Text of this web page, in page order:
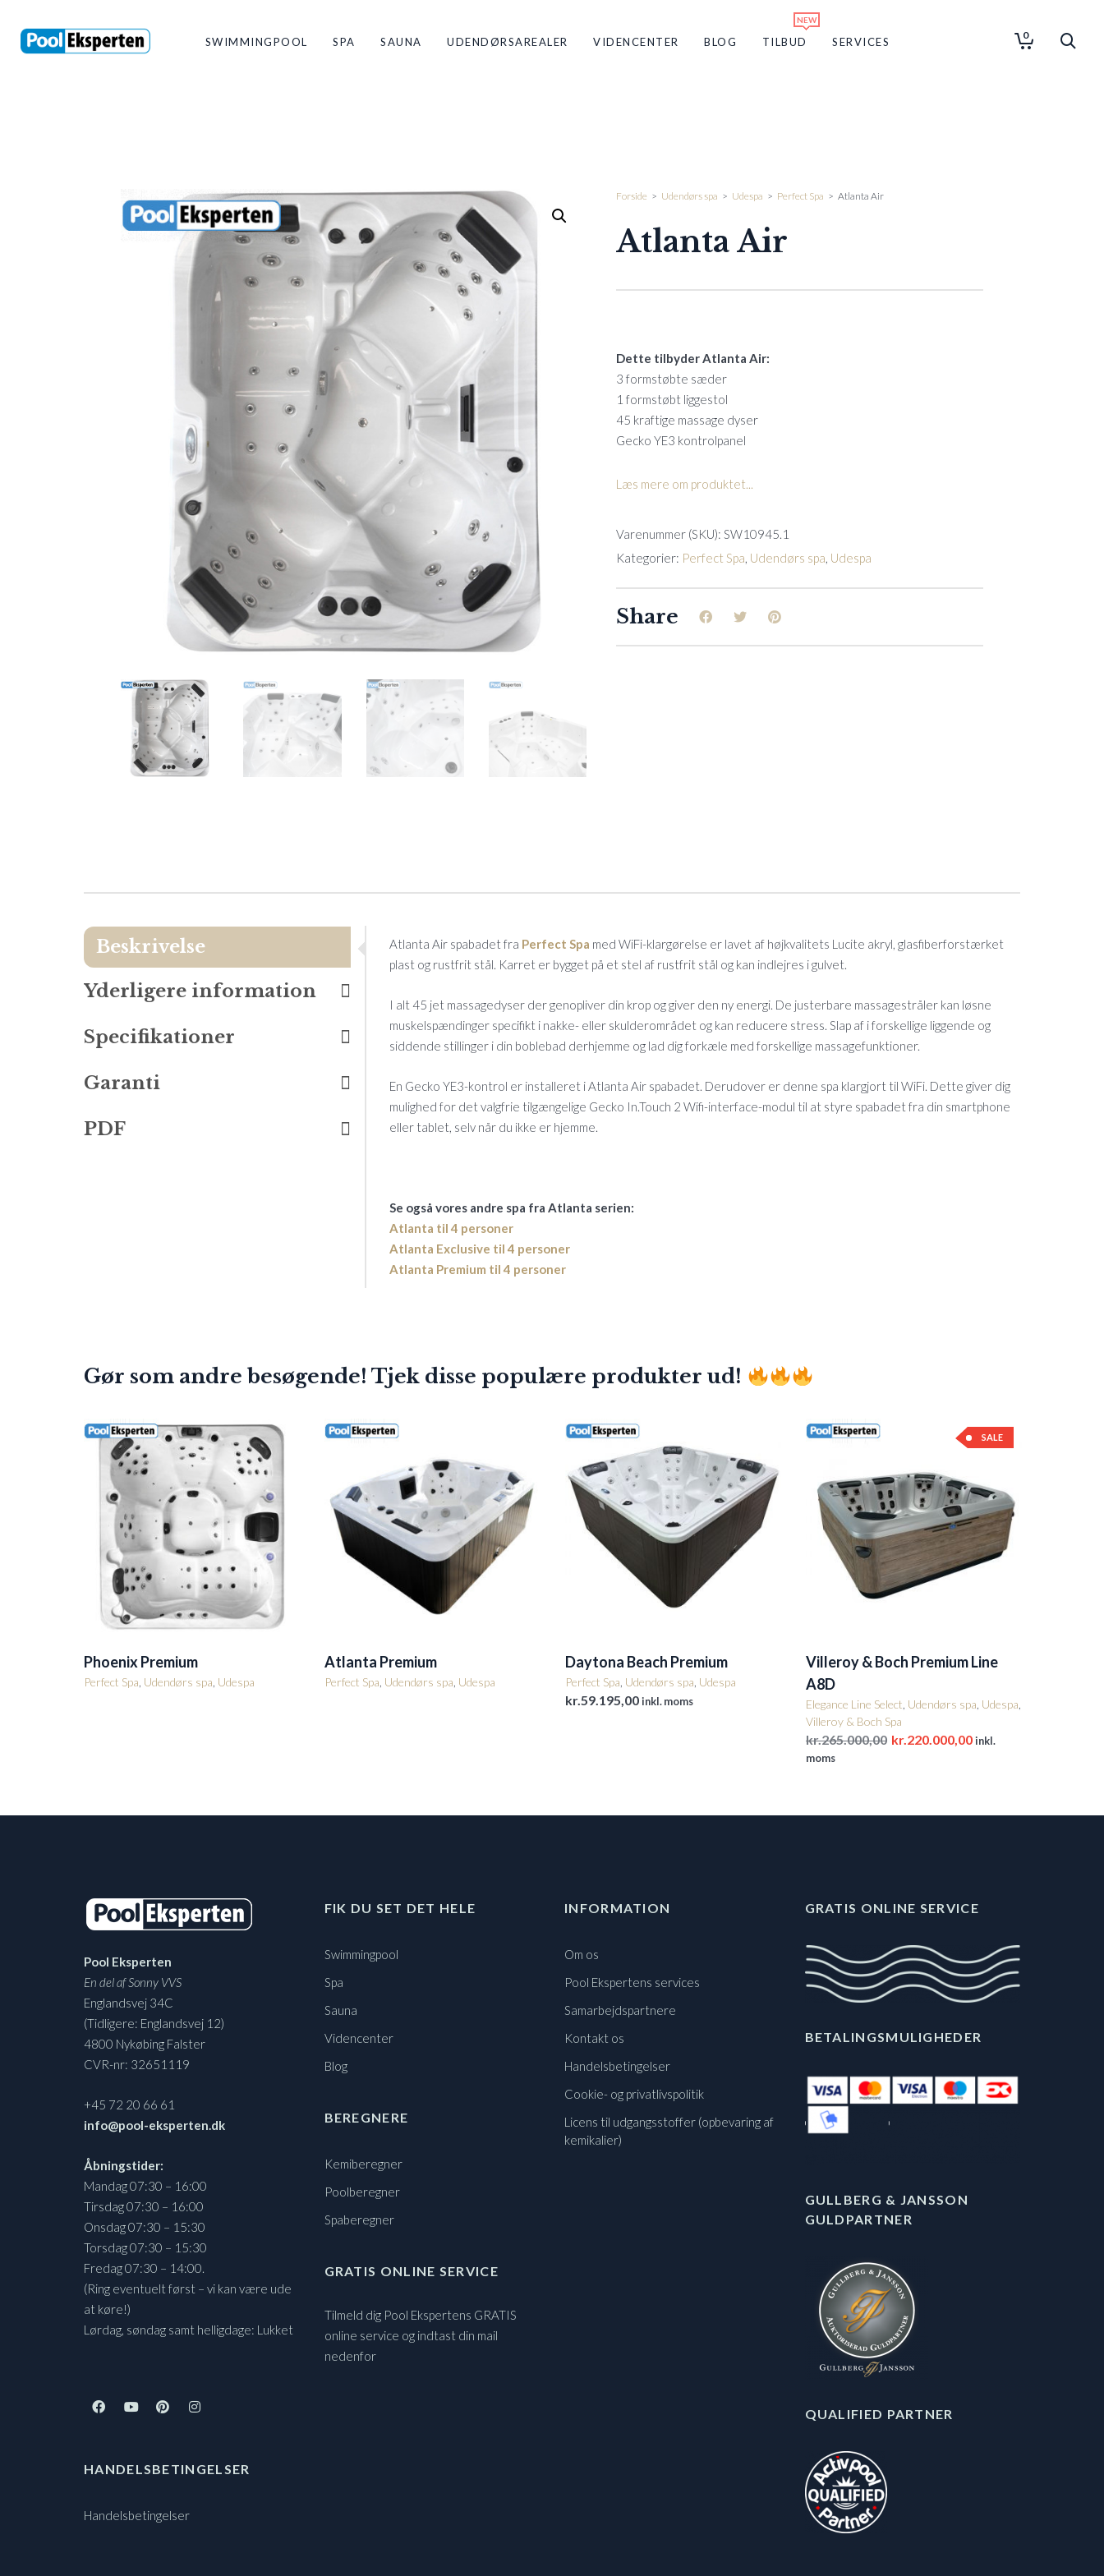
SWIMMINGPOOL SPA SAUNA UDENDØRSAREALER VIDENCENTER BLOG TILBUD SERVICES
0
Forside > Udendørs spa > Udespa > Perfect Spa > Atlanta Air
Atlanta Air
Dette tilbyder Atlanta Air:
3 formstøbte sæder
1 formstøbt liggestol
45 kraftige massage dyser
Gecko YE3 kontrolpanel
Læs mere om produktet...
Varenummer (SKU): SW10945.1
Kategorier: Perfect Spa, Udendørs spa, Udespa
Share
Beskrivelse
Yderligere information
Specifikationer
Garanti
PDF
Atlanta Air spabadet fra Perfect Spa med WiFi-klargørelse er lavet af højkvalitets Lucite akryl, glasfiberforstærket
plast og rustfrit stål. Karret er bygget på et stel af rustfrit stål og kan indlejres i gulvet.
I alt 45 jet massagedyser der genopliver din krop og giver den ny energi. De justerbare massagestråler kan løsne
muskelspændinger specifikt i nakke- eller skulderområdet og kan reducere stress. Slap af i forskellige liggende og
siddende stillinger i din boblebad derhjemme og lad dig forkæle med forskellige massagefunktioner.
En Gecko YE3-kontrol er installeret i Atlanta Air spabadet. Derudover er denne spa klargjort til WiFi. Dette giver dig
mulighed for det valgfrie tilgængelige Gecko In.Touch 2 Wifi-interface-modul til at styre spabadet fra din smartphone
eller tablet, selv når du ikke er hjemme.
Se også vores andre spa fra Atlanta serien:
Atlanta til 4 personer
Atlanta Exclusive til 4 personer
Atlanta Premium til 4 personer
Gør som andre besøgende! Tjek disse populære produkter ud!
Phoenix Premium
Perfect Spa Udendørs spa Udespa
Atlanta Premium
Perfect Spa Udendørs spa Udespa
Daytona Beach Premium
Perfect Spa Udendørs spa Udespa
kr.59.195,00inkl. moms
SALE
Villeroy & Boch Premium Line
A8D
Elegance Line Select Udendørs spa Udespa
Villeroy & Boch Spa
kr.265.000,00 Den
kr.220.000,00Den
inkl.
moms
Pool Eksperten
En del af Sonny VVS
Englandsvej 34C
(Tidligere: Englandsvej 12)
4800 Nykøbing Falster
CVR-nr: 32651119
+45 72 20 66 61
info@pool-eksperten.dk
Åbningstider:
Mandag 07:30 – 16:00
Tirsdag 07:30 – 16:00
Onsdag 07:30 – 15:30
Torsdag 07:30 – 15:30
Fredag 07:30 – 14:00.
(Ring eventuelt først – vi kan være ude
at køre!)
Lørdag, søndag samt helligdage: Lukket
HANDELSBETINGELSER
Handelsbetingelser
FIK DU SET DET HELE
Swimmingpool
Spa
Sauna
Videncenter
Blog
BEREGNERE
Kemiberegner
Poolberegner
Spaberegner
GRATIS ONLINE SERVICE
Tilmeld dig Pool Ekspertens GRATIS
online service og indtast din mail
nedenfor
INFORMATION
Om os
Pool Ekspertens services
Samarbejdspartnere
Kontakt os
Handelsbetingelser
Cookie- og privatlivspolitik
Licens til udgangsstoffer (opbevaring af
kemikalier)
GRATIS ONLINE SERVICE
BETALINGSMULIGHEDER
GULLBERG & JANSSON
GULDPARTNER
QUALIFIED PARTNER